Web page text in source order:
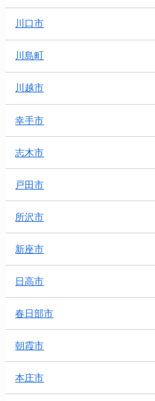
川口市
川島町
川越市
幸手市
志木市
戸田市
所沢市
新座市
日高市
春日部市
朝霞市
本庄市